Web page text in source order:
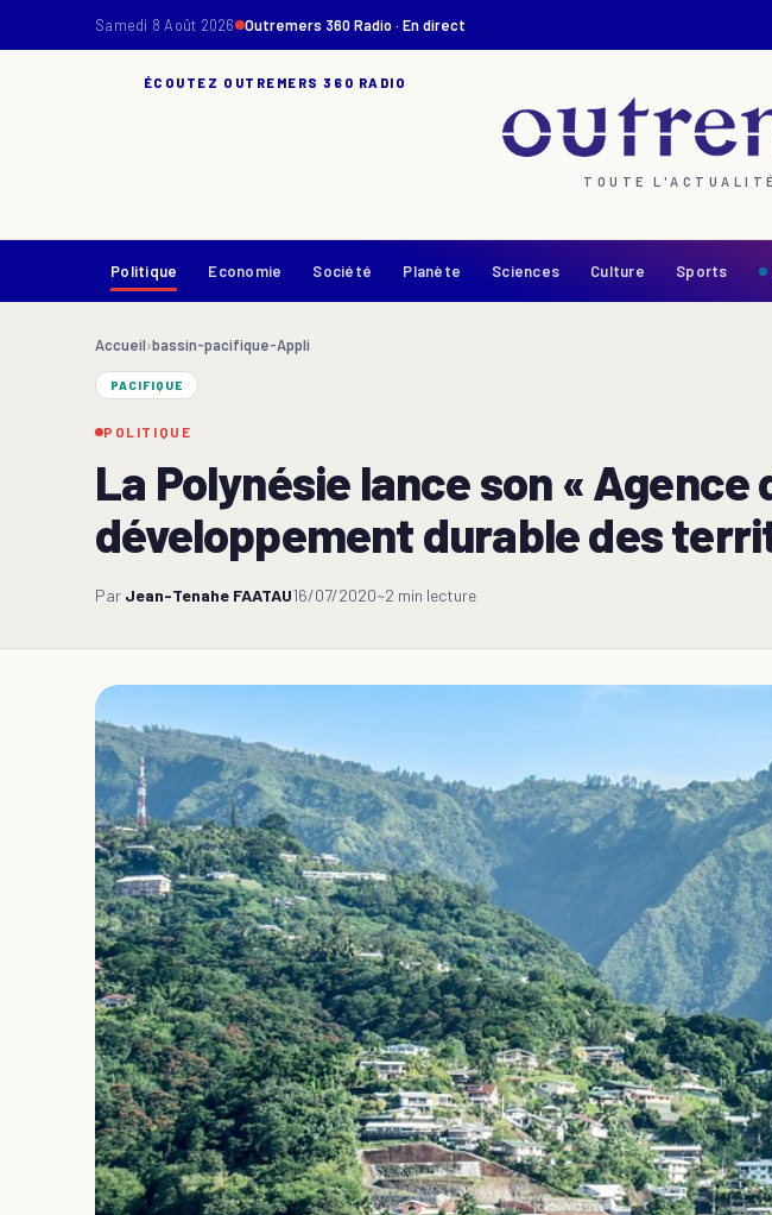
Samedi 8 Août 2026 Outremers 360 Radio · En direct
ÉCOUTEZ OUTREMERS 360 RADIO
TOUTE
Politique Economie Société Planète Sciences Culture Sports
Accueil›bassin-pacifique-Appli
PACIFIQUE
POLITIQUE
La Polynésie lance son « Agence
développement durable des
Par Jean-Tenahe FAATAU16/07/2020~2 min lecture